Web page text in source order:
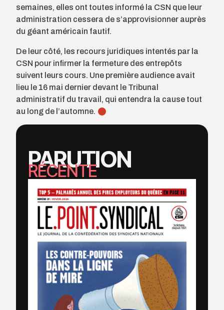
semaines, elles ont toutes informé la CSN que leur
administration cessera de s’approvisionner auprès
du géant américain fautif.
De leur côté, les recours juridiques intentés par la
CSN pour infirmer la fermeture des entrepôts
suivent leurs cours. Une première audience avait
lieu le 16 mai dernier devant le Tribunal
administratif du travail, qui entendra la cause tout
au long de l’automne.
PARUTION
RÉCENTE